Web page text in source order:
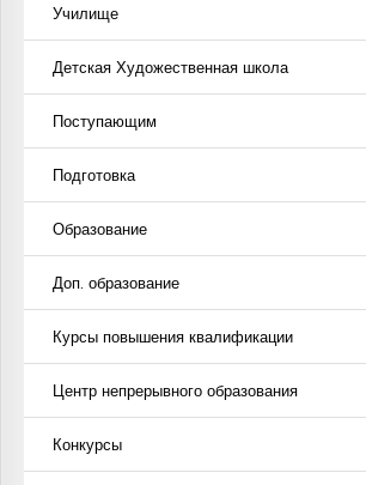
Училище
Детская Художественная школа
Поступающим
Подготовка
Образование
Доп. образование
Курсы повышения квалификации
Центр непрерывного образования
Конкурсы